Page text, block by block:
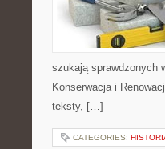
szukają sprawdzonych
Konserwacja i
teksty, […]
CATEGORIES: